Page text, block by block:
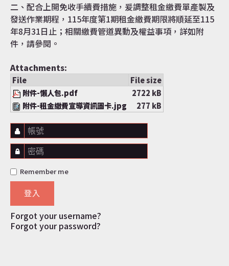
資訊公開
民意交流
二、配合上開免收手續費措施，爰調整租金繳費單產製及
發送作業期程，115年度第1期租金繳費期限將順延至115
年8月31日止；相關繳費管道異動及權益事項，詳如附
件，請參閱。
Attachments:
File
File size
附件-懶人包.pdf
2722 kB
附件-租金繳費宣導資訊圖卡.jpg
277 kB
帳號
密碼
Remember me
登入
Forgot your username?
Forgot your password?